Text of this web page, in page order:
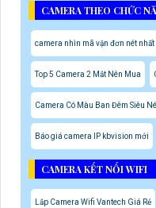
CAMERA THEO CHỨC
camera nhìn mã vận đơn nét nhất
Top 5 Camera 2 Mắt Nên Mua
Camera Có Màu Ban Đêm Siêu
Báo giá camera IP kbvision mới
CAMERA KẾT NỐI WIFI
Lắp Camera Wifi Vantech Giá Rẻ